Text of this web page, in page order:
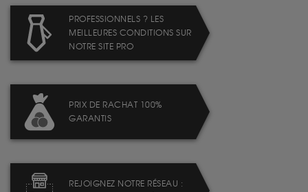
PROFESSIONNELS ? LES
MEILLEURES CONDITIONS SUR
NOTRE SITE PRO
PRIX DE RACHAT 100%
GARANTIS
REJOIGNEZ NOTRE RÉSEAU :